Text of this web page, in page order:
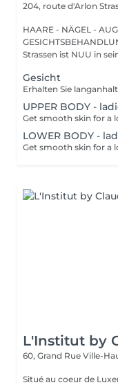
204, route d'Arlon
HAARE - NÄGEL -
Strassen ist NUU in
Gesicht
UPPER BODY -
LOWER BODY -
L'Institut by
60, Grand Rue Ville-
Situé au coeur de